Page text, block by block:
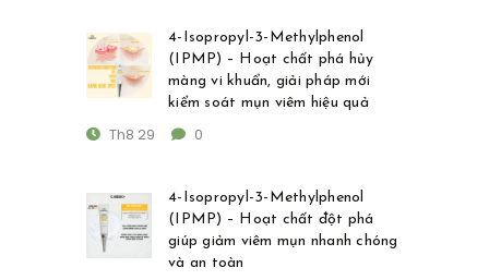
4-Isopropyl-3-Methylphenol
(IPMP) – Hoạt chất phá hủy
màng vi khuẩn, giải pháp mới
kiểm soát mụn viêm hiệu quả
Th8 29 0
4-Isopropyl-3-Methylphenol
(IPMP) – Hoạt chất đột phá
giúp giảm viêm mụn nhanh chóng
và an toàn